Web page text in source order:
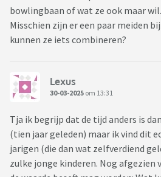
bowlingbaan of wat ze ook maar wil.
Misschien zijn er een paar meiden
kunnen ze iets combineren?
Lexus
30-03-2025 om 13:31
Tja ik begrijp dat de tijd anders is
(tien jaar geleden) maar ik vind dit
jarigen (die dan wat zelfverdiend
zulke jonge kinderen. Nog afgezien